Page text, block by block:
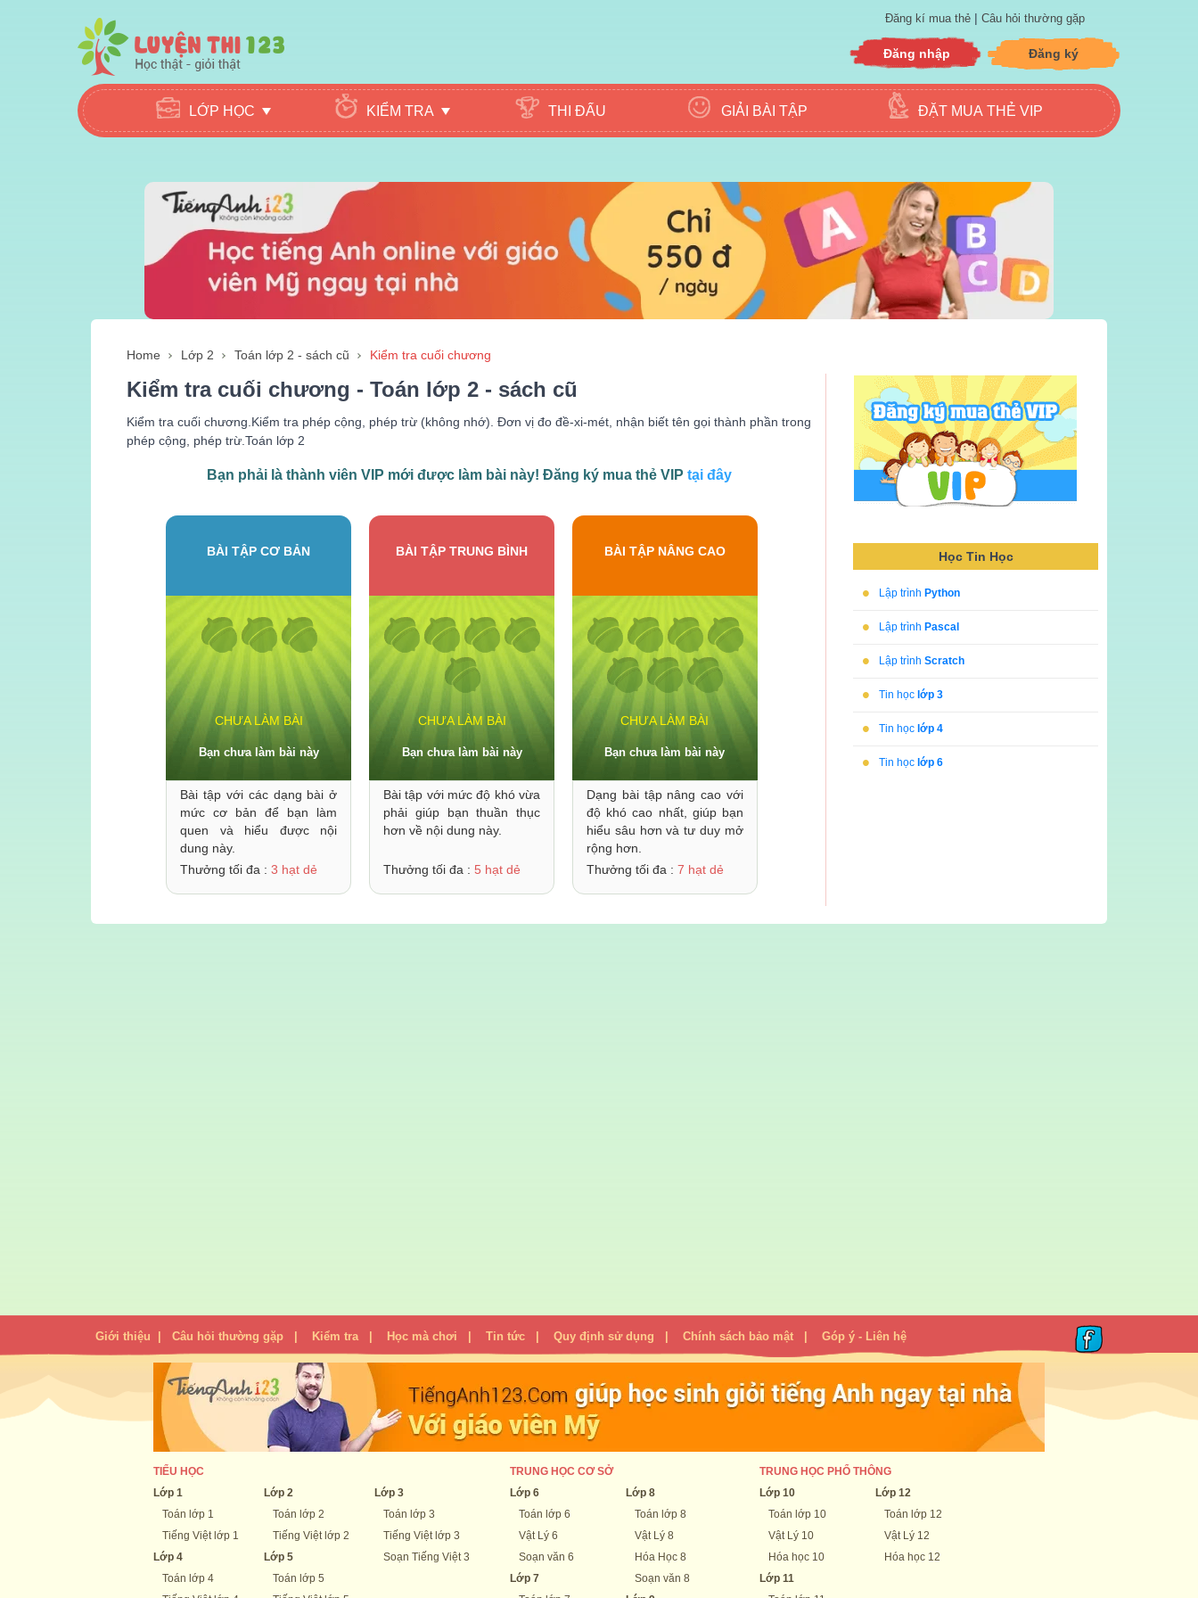
Đăng kí mua thẻ | Câu hỏi thường gặp
Đăng nhập Đăng ký
LỚP HỌC KIỂM TRA THI ĐẤU GIẢI BÀI TẬP ĐẶT MUA THẺ VIP
Home Lớp 2 Toán lớp 2 - sách cũ Kiểm tra cuối chương
Kiểm tra cuối chương - Toán lớp 2 - sách cũ
Kiểm tra cuối chương.Kiểm tra phép cộng, phép trừ (không nhớ). Đơn vị đo đề-xi-mét, nhận biết tên gọi thành phần trong
phép cộng, phép trừ.Toán lớp 2
Bạn phải làthành viên VIP mới được làm bài này! Đăng ký mua thẻ VIPtại đây
BÀI TẬP CƠ BẢN
CHƯA LÀM BÀI
Bạn chưa làm bài này
Bài tập với các dạng bài ở
mức cơ bản để bạn làm
quen và hiểu được nội
dung này.
Thưởng tối đa :3 hạt dẻ
BÀI TẬP TRUNG BÌNH
CHƯA LÀM BÀI
Bạn chưa làm bài này
Bài tập với mức độ khó vừa
phải giúp bạn thuần thục
hơn về nội dung này.
Thưởng tối đa :5 hạt dẻ
BÀI TẬP NÂNG CAO
CHƯA LÀM BÀI
Bạn chưa làm bài này
Dạng bài tập nâng cao với
độ khó cao nhất, giúp bạn
hiểu sâu hơn và tư duy mở
rộng hơn.
Thưởng tối đa : 7 hạt dẻ
Học Tin Học
• Lập trình Python
• Lập trình Pascal
• Lập trìnhScratch
• Tin học lớp 3
• Tin học lớp 4
• Tin học lớp 6
Giới thiệu Câu hỏi thường gặp Kiểm tra| Học mà chơi Tin tức Quy định sử dụng Chính sách bảo mật Góp ý - Liên hệ
TIỂU HỌC
Lớp 1
Toán lớp 1
Tiếng Việt lớp 1
Lớp 4
Toán lớp 4
Lớp 2
Toán lớp 2
Tiếng Việt lớp 2
Lớp 5
Toán lớp 5
Lớp 3
Toán lớp 3
Tiếng Việt lớp 3
Soạn Tiếng Việt 3
TRUNG HỌC CƠ SỞ
Lớp 6
Toán lớp 6
Vật Lý 6
Soạn văn 6
Lớp 7
Lớp 8
Toán lớp 8
Vật Lý 8
Hóa Học 8
Soạn văn 8
TRUNG HỌC PHỔ THÔNG
Lớp 10
Toán lớp 10
Vật Lý 10
Hóa học 10
Lớp 11
Lớp 12
Toán lớp 12
Vật Lý 12
Hóa học 12